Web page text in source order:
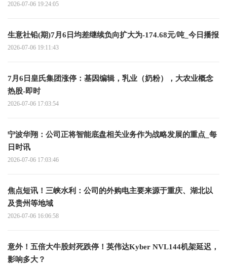
2026-07-06 19:24:05
生意社铅(期)7月6日均差继续负向扩大为-174.68元/吨_今日播报
2026-07-06 19:11:43
7月6日皇氏集团涨停：基因编辑，乳业（奶粉），大农业概念
热股-即时
2026-07-06 17:03:54
宁波华翔：公司正将智能底盘相关业务作为战略发展的重点_每
日时讯
2026-07-06 17:03:46
焦点短讯！三峡水利：公司的外购电主要来源于重庆、湖北以
及贵州等地域
2026-07-06 16:06:58
意外！五倍大牛股封死跌停！英伟达Kyber NVL144机架延迟，
影响多大？